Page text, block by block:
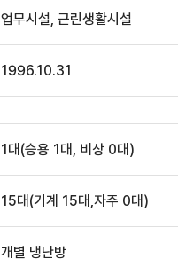
업무시설, 근린생활시설
1996.10.31
1대 (승용 1대, 비상 0대)
15대 (기계 15대,자주 0대)
개별 냉난방